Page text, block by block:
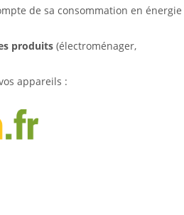
de sa consommation en énergie
produits (électroménager,
appareils :